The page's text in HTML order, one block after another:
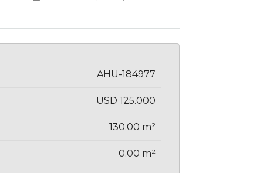
AHU-184977
USD 125.000
130.00 m²
0.00 m²